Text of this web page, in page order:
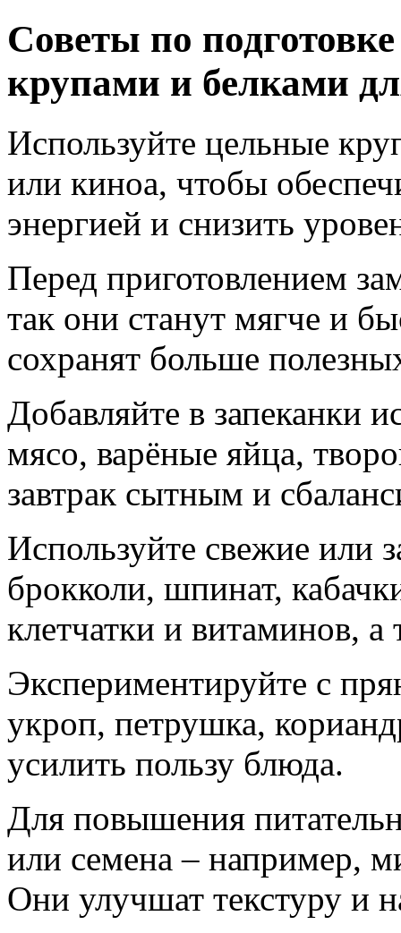
Советы по
крупами и белками
Используйте цельные
или киноа, чтобы
энергией и снизить
Перед приготовлением
так они станут мягче и
сохранят больше
Добавляйте в запеканки
мясо, варёные яйца,
завтрак сытным и
Используйте свежие или
брокколи, шпинат,
клетчатки и витаминов, а
Экспериментируйте с
укроп, петрушка,
усилить пользу блюда.
Для повышения
или семена – например,
Они улучшат текстуру и